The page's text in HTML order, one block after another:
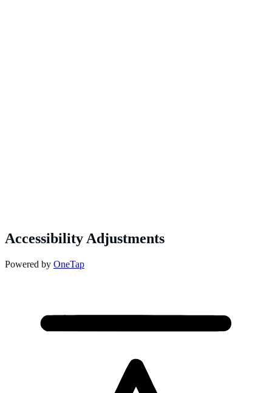
Accessibility Adjustments
Powered by OneTap